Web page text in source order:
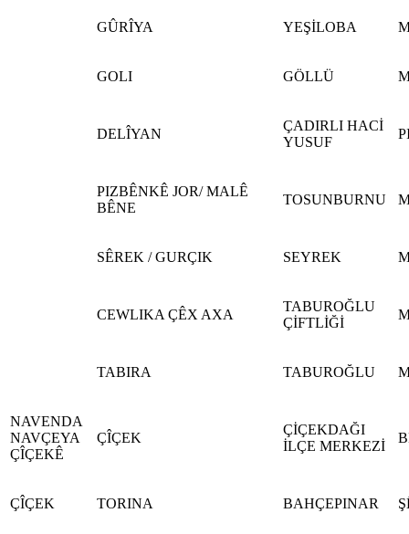
GÛRÎYA YEŞİLOBA
GOLI GÖLLÜ
DELÎYAN
ÇADIRLI HACİ
YUSUF
PIZBÊNKÊ JOR/ MALÊ
BÊNE
TOSUNBURNU
SÊREK / GURÇIK SEYREK
CEWLIKA ÇÊX AXA
TABUROĞLU
ÇİFTLİĞİ
TABIRA TABUROĞLU
NAVENDA
NAVÇEYA
ÇÎÇEKÊ
ÇÎÇEK
ÇİÇEKDAĞI
İLÇE MERKEZİ
ÇÎÇEK TORINA BAHÇEPINAR